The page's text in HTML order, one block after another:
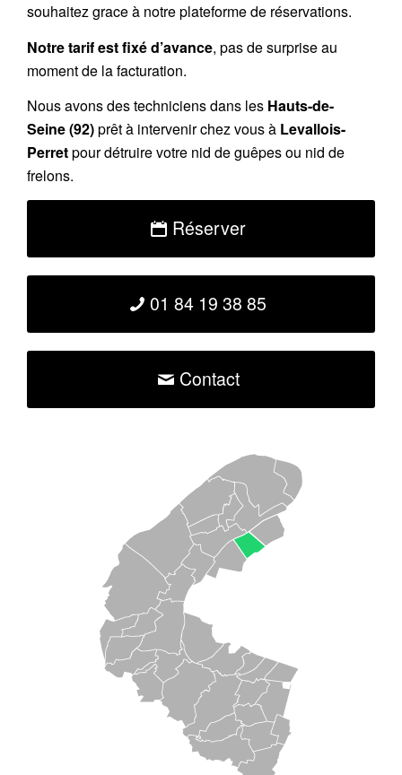
souhaitez grace à notre plateforme de réservations.
Notre tarif est fixé d’avance, pas de surprise au
moment de la facturation.
Nous avons des techniciens dans les Hauts-de-
Seine(92)prêt à intervenir chez vous à Levallois-
Perretpour détruire votre nid de guêpes ou nid de
frelons.
Réserver
01 84 19 38 85
Contact